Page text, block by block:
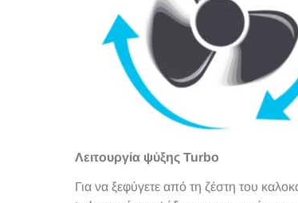
Λειτουργία ψύξης Turbo
Για να ξεφύγετε από τη ζέστη του